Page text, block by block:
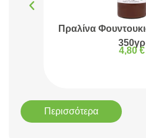
Πραλίνα
350γρ
4,80 €
Περισσότερα